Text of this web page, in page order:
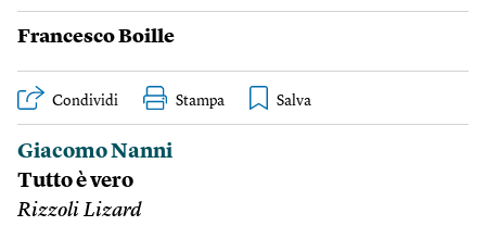
Francesco Boille
Condividi Stampa
Giacomo Nanni
Tutto è vero
Rizzoli Lizard